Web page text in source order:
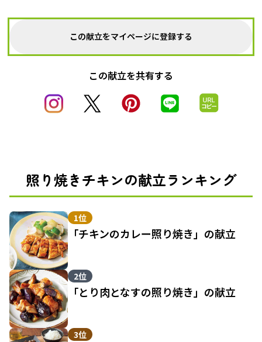
この献立をマイページに登録する
この献立を共有する
照り焼きチキンの献立ランキング
1位
「チキンのカレー照り焼き」の献立
2位
「とり肉となすの照り焼き」の献立
3位